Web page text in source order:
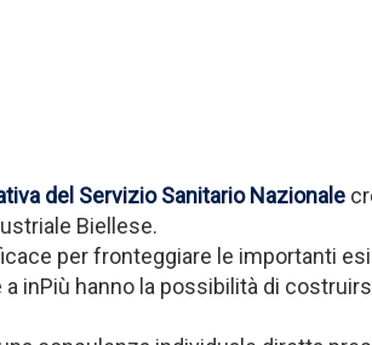
del Servizio Sanitario Nazionale
Biellese.
per fronteggiare le importanti
a inPiù hanno la possibilità di